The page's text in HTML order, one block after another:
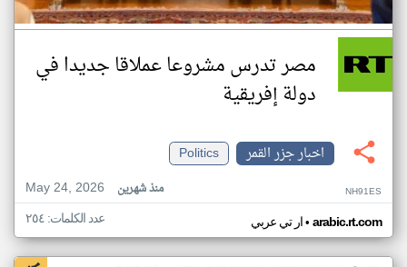
مصر تدرس مشروعا عملاقا جديدا في
دولة إفريقية
اخبار جزر القمر
Politics
May 24, 2026
منذ شهرين NH91ES
ار تي عربي• arabic.rt.com عدد الكلمات: ٢٥٤